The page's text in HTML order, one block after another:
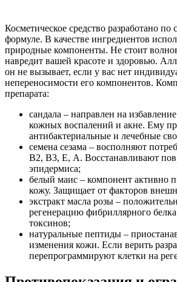
Косметическое средство разработано по
формуле. В качестве ингредиентов
природные компоненты. Не стоит
навредит вашей красоте и здоровью.
он не вызывает, если у вас нет
непереносимости его компонентов.
препарата:
сандала – направлен на
кожных воспалений и акне. Ему
антибактериальные и лечебные
семена сезама – восполняют
В2, В3, Е, А. Восстанавливают
эпидермиса;
белый маис – компонент активно
кожу. Защищает от факторов
экстракт масла розы –
регенерацию фибриллярного
токсинов;
натуральные пептиды –
изменения кожи. Если верить
перепрограммируют клетки на